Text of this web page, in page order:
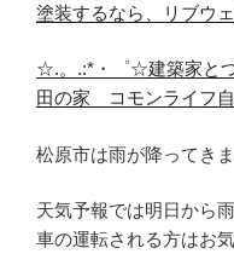
塗装するなら、リブウ
☆.。.:*・゜☆建築家と
田の家 コモンライフ
松原市は雨が降ってきま
天気予報では明日から
車の運転される方はお